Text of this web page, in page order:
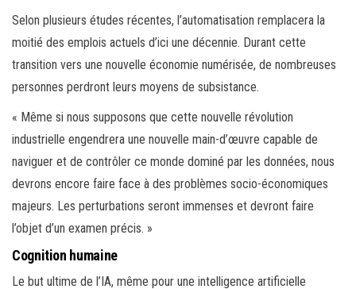
Selon plusieurs études récentes, l’automatisation remplacera la
moitié des emplois actuels d’ici une décennie. Durant cette
transition vers une nouvelle économie numérisée, de nombreuses
personnes perdront leurs moyens de subsistance.
« Même si nous supposons que cette nouvelle révolution
industrielle engendrera une nouvelle main-d’œuvre capable de
naviguer et de contrôler ce monde dominé par les données, nous
devrons encore faire face à des problèmes socio-économiques
majeurs. Les perturbations seront immenses et devront faire
l’objet d’un examen précis. »
Cognition humaine
Le but ultime de l’IA, même pour une intelligence artificielle